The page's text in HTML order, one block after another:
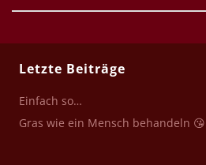
Letzte Beiträge
Einfach so…
Gras wie ein Mensch behandeln 😘